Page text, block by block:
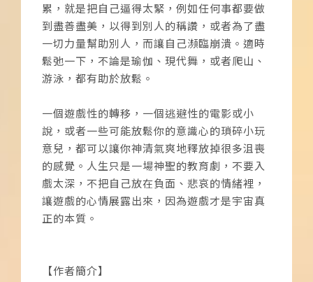
累，就是把自己逼得太緊，例如任何事都要做
到盡善盡美，以得到別人的稱讚，或者為了盡
一切力量幫助別人，而讓自己瀕臨崩潰。適時
鬆弛一下，不論是瑜伽、現代舞，或者爬山、
游泳，都有助於放鬆。
一個遊戲性的轉移，一個逃避性的電影或小
說，或者一些可能放鬆你的意識心的瑣碎小玩
意兒，都可以讓你神清氣爽地釋放掉很多沮喪
的感覺。人生只是一場神聖的教育劇，不要入
戲太深，不把自己放在負面、悲哀的情緒裡，
讓遊戲的心情展露出來，因為遊戲才是宇宙真
正的本質。
【作者簡介】